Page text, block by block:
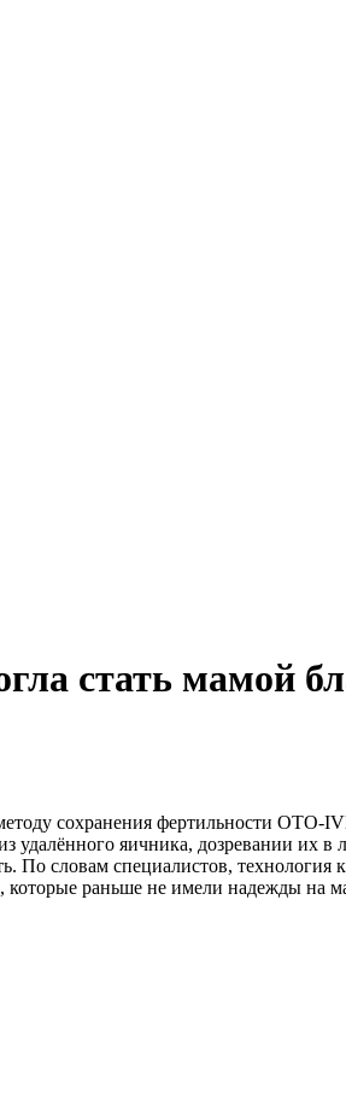
стать мамой
сохранения фертильности
удалённого яичника, дозревании их
словам специалистов, технология
раньше не имели надежды на